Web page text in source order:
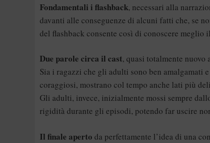
Fondamentali i flashback, necessari alla
davanti alle conseguenze di alcuni fatti che, se
del flashback consente così di conoscere
Due parole circa il cast, quasi totalmente
Sia i ragazzi che gli adulti sono ben amalgamati
coraggiosi, mostrano col tempo anche lati più
Gli adulti, invece, inizialmente mossi sempre
rigidità durante gli episodi, potendo far uscire
Il finale aperto da perfettamente l’idea di una